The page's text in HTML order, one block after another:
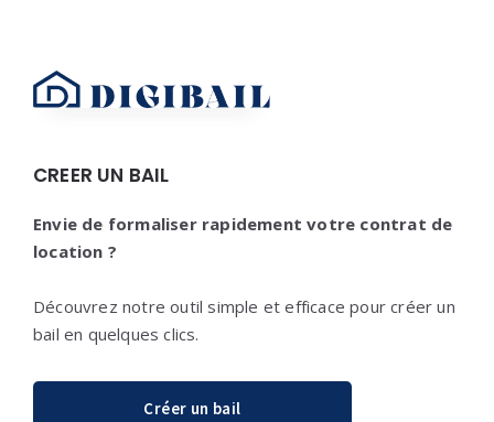
CREER UN BAIL
Envie de formaliser rapidement votre contrat de
location ?
Découvrez notre outil simple et efficace pour créer un
bail en quelques clics.
Créer un bail